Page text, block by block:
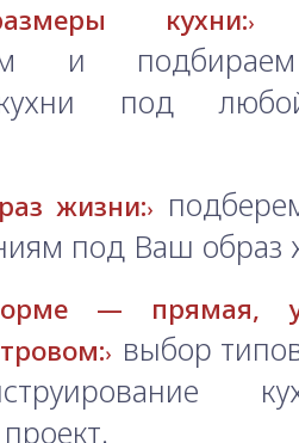
кухни:
и
под
жизни:
под Ваш образ
— прямая,
выбор